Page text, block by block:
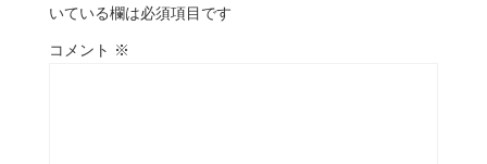
いている欄は必須項目です
コメント ※